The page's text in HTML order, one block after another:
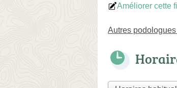
Améliorer cette
Autres